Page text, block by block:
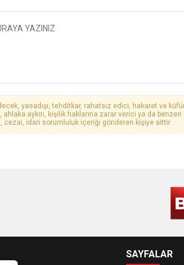
yasadışı, tehditkar, rahatsız edici, hakaret ve
aykırı, kişilik haklarına zarar verici ya da
cezai, idari sorumluluk içeriği gönderen kişiye aittir.
SAYFALAR